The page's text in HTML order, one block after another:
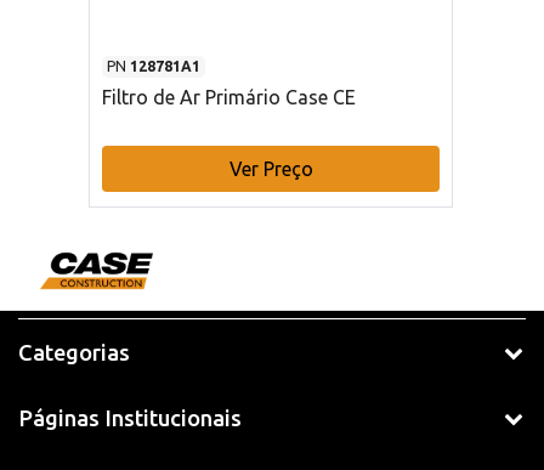
PN 128781A1
Filtro de Ar Primário Case CE
Ver Preço
Categorias
Páginas Institucionais